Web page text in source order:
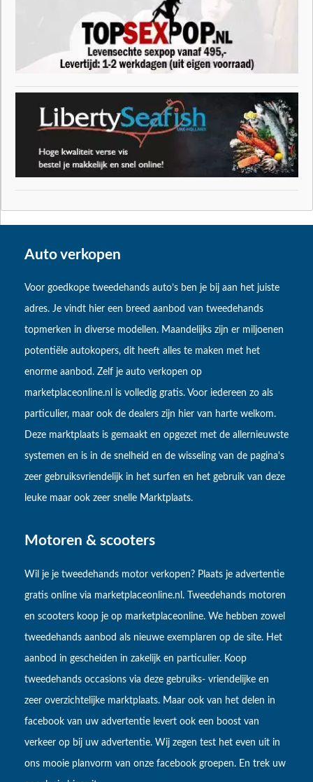
Auto verkopen
Voor goedkope tweedehands auto’s ben je bij aan het juiste
adres. Je vindt hier een breed aanbod van tweedehands
topmerken in diverse modellen. Maandelijks zijn er miljoenen
potentiële autokopers, dit heeft alles te maken met het
enorme aanbod. Zelf je auto verkopen op
marketplaceonline.nl is volledig gratis. Voor iedereen zo als
particulier, maar ook de dealers zijn hier van harte welkom.
Deze marktplaats is gemaakt en opgezet met de allernieuwste
systemen en is in de snelheid en de wisseling van de pagina's
zeer gebruiksvriendelijk in het surfen en het gebruik van deze
leuke maar ook zeer snelle Marktplaats.
Motoren & scooters
Wil je je tweedehands motor verkopen? Plaats je advertentie
gratis online via marketplaceonline.nl. Tweedehands motoren
en scooters koop je op marketplaceonline. We hebben zowel
tweedehands aanbod als nieuwe exemplaren op de site. Het
aanbod in gescheiden in zakelijk en particulier. Koop
tweedehands occasions via deze gebruiks- vriendelijke en
zeer overzichtelijke marktplaats. Maar ook van het delen in
facebook van uw advertentie levert ook een boost van
verkeer op bij uw advertentie. Wij zegen test het even uit in
ons mooie planvorm van onze facebook groepen. En trek uw